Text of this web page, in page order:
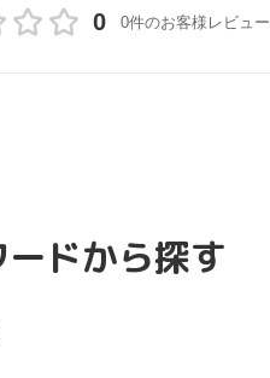
0 0件のお客様レビュー
ドから探す